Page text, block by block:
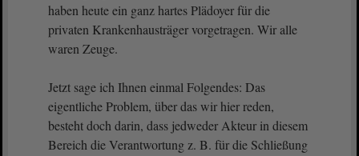
haben heute ein ganz hartes Plädoyer für die
privaten Krankenhausträger vorgetragen. Wir alle
waren Zeuge.
Jetzt sage ich Ihnen einmal Folgendes: Das
eigentliche Problem, über das wir hier reden,
besteht doch darin, dass jedweder Akteur in diesem
Bereich die Verantwortung z. B. für die Schließung